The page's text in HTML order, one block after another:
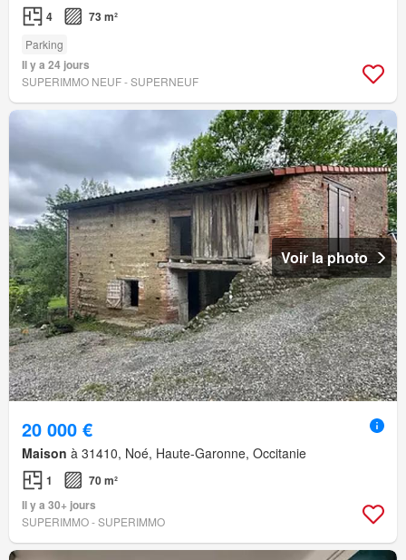
4 73 m²
Parking
Il y a 24 jours
SUPERIMMO NEUF - SUPERNEUF
Voir la photo
20 000 €
Maison à 31410, Noé, Haute-Garonne, Occitanie
1
70 m²
Il y a 30+ jours
SUPERIMMO - SUPERIMMO